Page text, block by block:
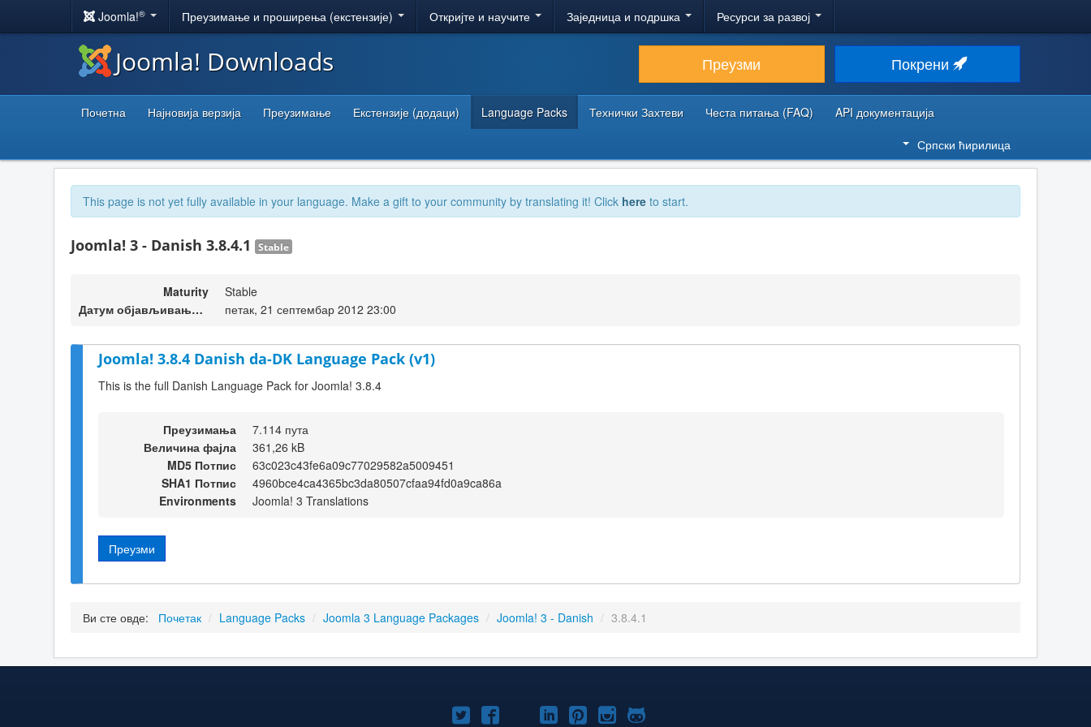
Joomla!® Преузимање и проширења (екстензије) Откријте и научите Заједница и подршка Ресурси за развој
Joomla! Downloads Преузми Покрени
Почетна Најновија верзија Преузимање Екстензије (додаци) Language Packs Технички Захтеви Честа питања (FAQ)
API документација
Српски ћирилица
This page is not yet fully available in your language. Make a gift to your community by translating it! Click here to start.
Joomla! 3 - Danish 3.8.4.1 Stable
Maturity
Stable
Датум објављивања верзије
петак, 21 септембар 2012 23:00
Joomla! 3.8.4 Danish da-DK Language Pack (v1)
This is the full Danish Language Pack for Joomla! 3.8.4
Преузимања
7.114 пута
Величина фајла
361,26 kB
MD5 Потпис
63c023c43fe6a09c77029582a5009451
SHA1 Потпис
4960bce4ca4365bc3da80507cfaa94fd0a9ca86a
Environments
Joomla! 3 Translations
Преузми
Ви сте овде: Почетак / Language Packs / Joomla 3 Language Packages / Joomla! 3 - Danish / 3.8.4.1
Joomla!Joomla!Joomla!
Joomla!Joomla!
Joomla!Joomla!